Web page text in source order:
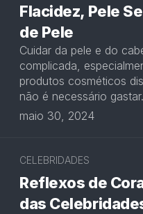
Flacidez, Pele
de Pele
Cuidar da pele e do
complicada,
produtos cosméticos
não é necessário
maio 30, 2024
CELEBRIDADES
Reflexos de
das